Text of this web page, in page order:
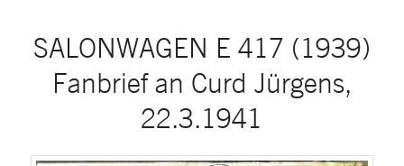
SALONWAGEN E 417 (1939)
Fanbrief an Curd Jürgens,
22.3.1941